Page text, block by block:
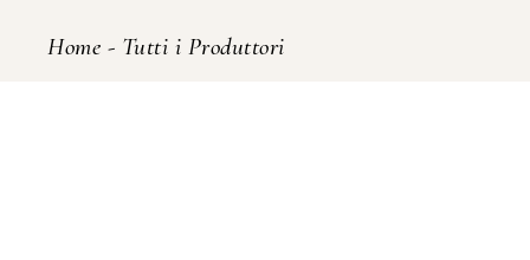
Home - Tutti i Produttori